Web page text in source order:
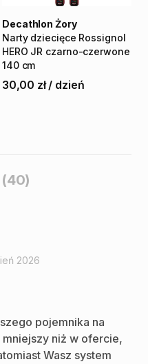
Narty dziecięce Rossignol
HERO JR czarno-czerwone
140 cm
Decathlon Żory
30,00 zł / dzień
2026
pojemnika na
niż w ofercie,
Wasz system